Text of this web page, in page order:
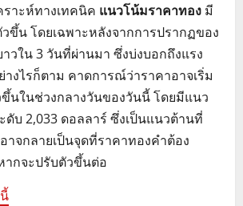
ราะห์ทางเทคนิค แนวโน้มราคาทอง มี
ขึ้น โดยเฉพาะหลังจากการปรากฏของ
าวใน 3 วันที่ผ่านมา ซึ่งบ่งบอกถึงแรง
งไรก็ตาม คาดการณ์ว่าราคาอาจเริ่ม
นในช่วงกลางวันของวันนี้ โดยมีแนว
บ 2,033 ดอลลาร์ ซึ่งเป็นแนวต้านที่
าจกลายเป็นจุดที่ราคาทองคำต้อง
กจะปรับตัวขึ้นต่อ